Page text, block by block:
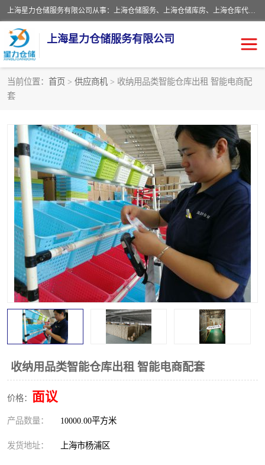
上海星力仓储服务有限公司从事：上海仓储服务、上海仓储库房、上海仓库代运营、上海仓库对外出租、上海仓库外包、上海三方仓储、上海电商仓储代发、上海电商代发货仓库、上海托管仓库、上海仓储配送。上海星力仓储服务有限公司现在拥有100个分仓、10万余平方的标准库房，精炼员工几百名，与几千家客户合作，公司已跻身上海仓储行业前列。欢迎来电咨询！
上海星力仓储服务有限公司
当前位置： 首页 > 供应商机 > 收纳用品类智能仓库出租 智能电商配
套
收纳用品类智能仓库出租 智能电商配套
价格： 面议
产品数量： 10000.00平方米
发货地址： 上海市杨浦区
上海仓储配送 上海仓库外包
上海仓库代运营 上海托管仓库
上海第三方仓储 上海仓储服务
仓储 上海电商代发货仓库
上海托管仓库